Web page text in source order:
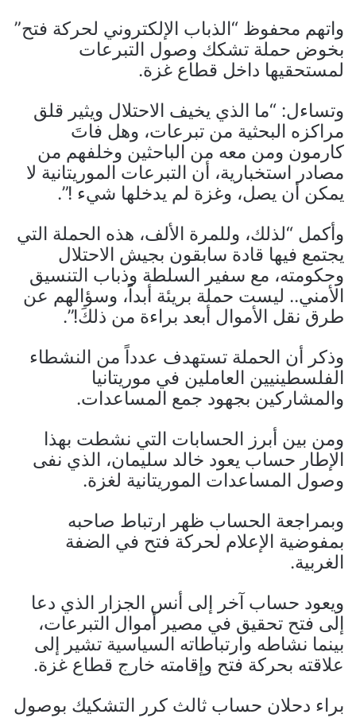
واتهم محفوظ “الذباب الإلكتروني لحركة فتح”
بخوض حملة تشكك وصول التبرعات
لمستحقيها داخل قطاع غزة.
وتساءل: “ما الذي يخيف الاحتلال ويثير قلق
مراكزه البحثية من تبرعات، وهل فاتَ
كارمون ومن معه من الباحثين وخلفهم من
مصادر استخبارية، أن التبرعات الموريتانية لا
يمكن أن يصل، وغزة لم يدخلها شيء !”.
وأكمل “لذلك، وللمرة الألف، هذه الحملة التي
يجتمع فيها قادة سابقون بجيش الاحتلال
وحكومته، مع سفير السلطة وذباب التنسيق
الأمني.. ليست حملة بريئة أبداً، وسؤالهم عن
طرق نقل الأموال أبعد براءة من ذلكَ!”.
وذكر أن الحملة تستهدف عدداً من النشطاء
الفلسطينيين العاملين في موريتانيا
والمشاركين بجهود جمع المساعدات.
ومن بين أبرز الحسابات التي نشطت بهذا
الإطار حساب يعود خالد سليمان، الذي نفى
وصول المساعدات الموريتانية لغزة.
وبمراجعة الحساب ظهر ارتباط صاحبه
بمفوضية الإعلام لحركة فتح في الضفة
الغربية.
ويعود حساب آخر إلى أنس الجزار الذي دعا
إلى فتح تحقيق في مصير أموال التبرعات،
بينما نشاطه وارتباطاته السياسية تشير إلى
علاقته بحركة فتح وإقامته خارج قطاع غزة.
براء دحلان حساب ثالث كرر التشكيك بوصول